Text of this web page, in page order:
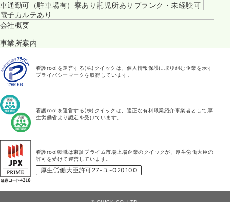
車通勤可（駐車場有） 寮あり託児所あり ブランク・未経験可
電子カルテあり
会社概要
事業所案内
看護roo!を運営する(株)クイックは、個人情報保護に取り組む企業を示す
プライバシーマークを取得しています。
看護roo!を運営する(株)クイックは、適正な有料職業紹介事業者として厚
生労働省より認定を受けています。
看護roo!転職は東証プライム市場上場企業のクイックが、厚生労働大臣の
許可を受けて運営しています。
厚生労働大臣許可27-ユ-020100